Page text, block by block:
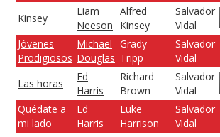
Kinsey
Liam
Neeson
Alfred
Kinsey
Salvador
Vidal
Jóvenes
Prodigiosos
Michael
Douglas
Grady
Tripp
Salvador
Vidal
Las horas
Ed
Harris
Richard
Brown
Salvador
Vidal
Quédate a
mi lado
Ed
Harris
Luke
Harrison
Salvador
Vidal